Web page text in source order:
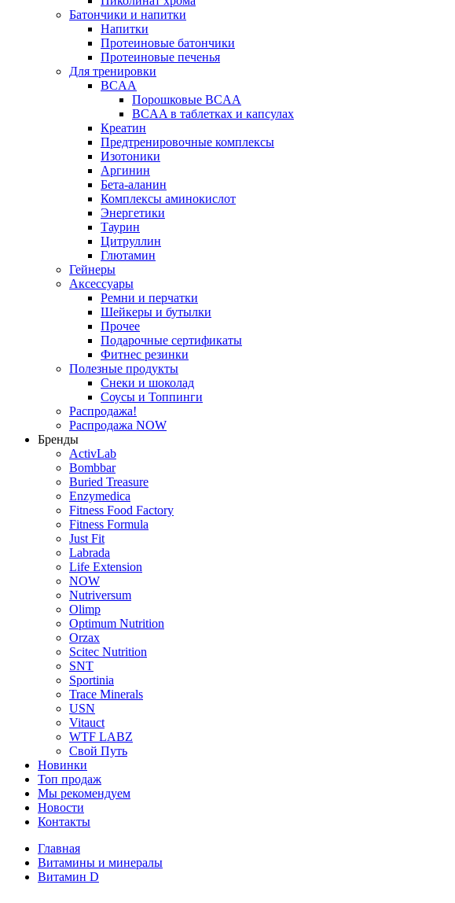
Батончики и напитки
Напитки
Протеиновые батончики
Протеиновые печенья
Для тренировки
BCAA
Порошковые BCAA
BCAA в таблетках и капсулах
Креатин
Предтренировочные комплексы
Изотоники
Аргинин
Бета-аланин
Комплексы аминокислот
Энергетики
Таурин
Цитруллин
Глютамин
Гейнеры
Аксессуары
Ремни и перчатки
Шейкеры и бутылки
Прочее
Подарочные сертификаты
Фитнес резинки
Полезные продукты
Снеки и шоколад
Соусы и Топпинги
Распродажа!
Распродажа NOW
Бренды
ActivLab
Bombbar
Buried Treasure
Enzymedica
Fitness Food Factory
Fitness Formula
Just Fit
Labrada
Life Extension
NOW
Nutriversum
Olimp
Optimum Nutrition
Orzax
Scitec Nutrition
SNT
Sportinia
Trace Minerals
USN
Vitauct
WTF LABZ
Свой Путь
Новинки
Топ продаж
Мы рекомендуем
Новости
Контакты
Главная
Витамины и минералы
Витамин D